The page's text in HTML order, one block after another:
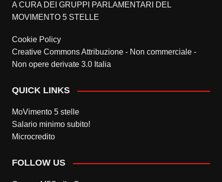
A CURA DEI GRUPPI PARLAMENTARI DEL
MOVIMENTO 5 STELLE
Cookie Policy
Creative Commons Attribuzione - Non commerciale -
Non opere derivate 3.0 Italia
QUICK LINKS
MoVimento 5 stelle
Salario minimo subito!
Microcredito
FOLLOW US